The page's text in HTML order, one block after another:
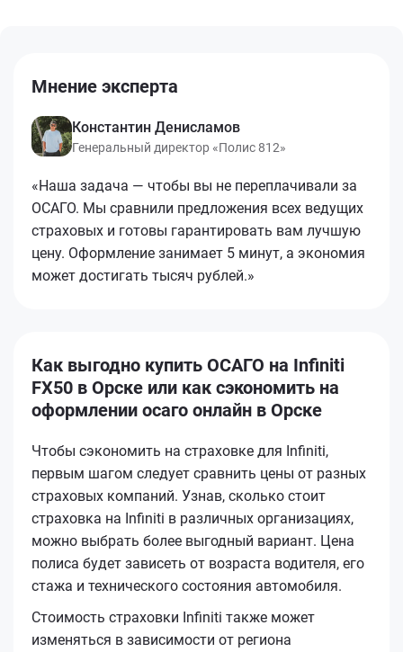
Мнение эксперта
Константин Денисламов
Генеральный директор «Полис 812»
«Наша задача — чтобы вы не переплачивали за
ОСАГО. Мы сравнили предложения всех ведущих
страховых и готовы гарантировать вам лучшую
цену. Оформление занимает 5 минут, а экономия
может достигать тысяч рублей.»
Как выгодно купить ОСАГО на Infiniti
FX50 в Орске или как сэкономить на
оформлении осаго онлайн в Орске
Чтобы сэкономить на страховке для Infiniti,
первым шагом следует сравнить цены от разных
страховых компаний. Узнав, сколько стоит
страховка на Infiniti в различных организациях,
можно выбрать более выгодный вариант. Цена
полиса будет зависеть от возраста водителя, его
стажа и технического состояния автомобиля.
Стоимость страховки Infiniti также может
изменяться в зависимости от региона